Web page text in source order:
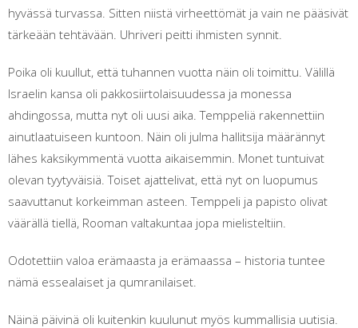
hyvässä turvassa. Sitten niistä virheettömät ja vain ne pääsivät
tärkeään tehtävään. Uhriveri peitti ihmisten synnit.
Poika oli kuullut, että tuhannen vuotta näin oli toimittu. Välillä
Israelin kansa oli pakkosiirtolaisuudessa ja monessa
ahdingossa, mutta nyt oli uusi aika. Temppeliä rakennettiin
ainutlaatuiseen kuntoon. Näin oli julma hallitsija määrännyt
lähes kaksikymmentä vuotta aikaisemmin. Monet tuntuivat
olevan tyytyväisiä. Toiset ajattelivat, että nyt on luopumus
saavuttanut korkeimman asteen. Temppeli ja papisto olivat
väärällä tiellä, Rooman valtakuntaa jopa mielisteltiin.
Odotettiin valoa erämaasta ja erämaassa – historia tuntee
nämä essealaiset ja qumranilaiset.
Näinä päivinä oli kuitenkin kuulunut myös kummallisia uutisia.